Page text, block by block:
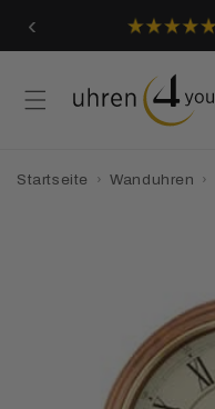
zum
Inhalt
‹
Startseite › Wanduhren ›